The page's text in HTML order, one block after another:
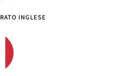
INGLESE